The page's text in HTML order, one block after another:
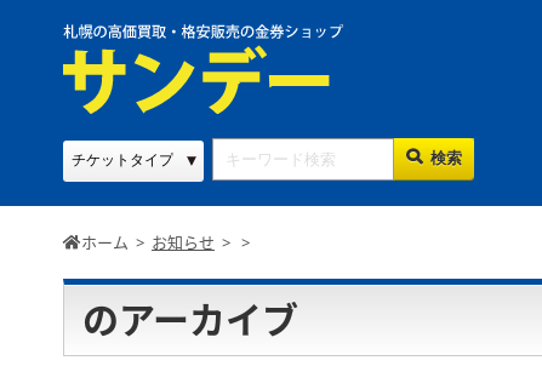
ホーム > お知らせ > >
のアーカイブ